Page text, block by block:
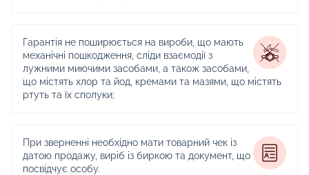
Гарантія не поширюється на вироби, що мають
механічні пошкодження, сліди взаємодії з
лужними миючими засобами, а також засобами,
що містять хлор та йод, кремами та мазями, що містять
ртуть та їх сполуки;
При зверненні необхідно мати товарний чек із
датою продажу, виріб із биркою та документ, що
посвідчує особу.